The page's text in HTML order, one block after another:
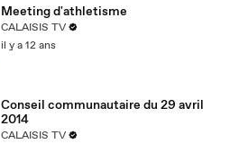
Meeting d'athletisme
CALAISIS TV
il y a 12 ans
Conseil communautaire du 29 avril
2014
CALAISIS TV